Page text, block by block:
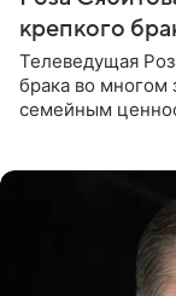
крепкого
Телеведущая
брака во многом
семейным